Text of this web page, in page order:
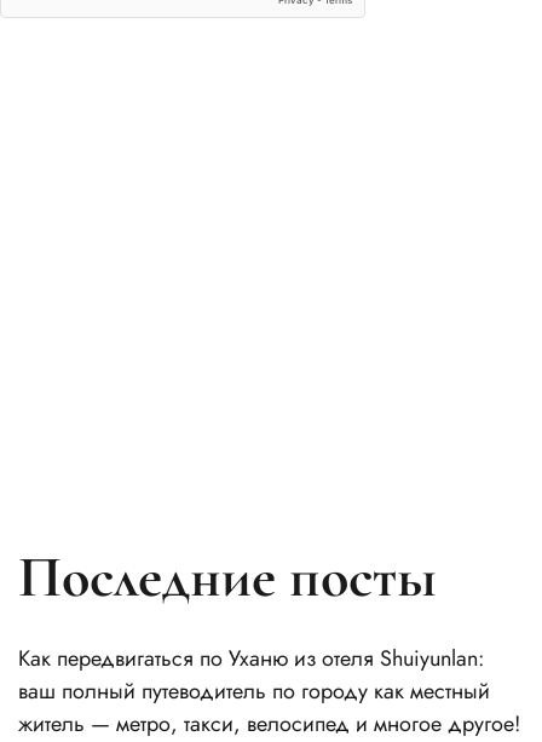
Последние посты
Как передвигаться по Уханю из отеля Shuiyunlan:
ваш полный путеводитель по городу как местный
житель — метро, такси, велосипед и многое другое!